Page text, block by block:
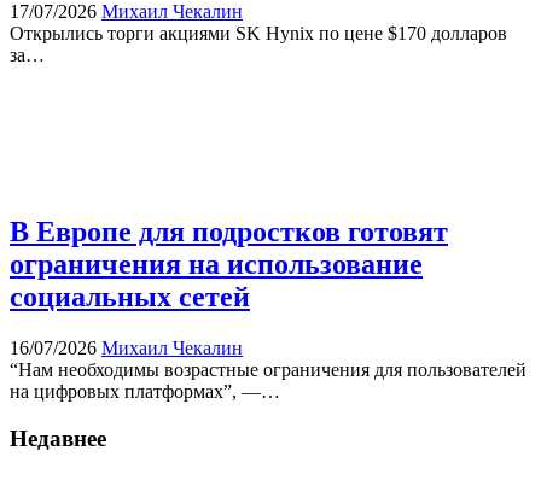
17/07/2026 Михаил Чекалин
Открылись торги акциями SK Hynix по цене $170 долларов
за…
В Европе для подростков готовят
ограничения на использование
социальных сетей
16/07/2026 Михаил Чекалин
“Нам необходимы возрастные ограничения для пользователей
на цифровых платформах”, —…
Недавнее